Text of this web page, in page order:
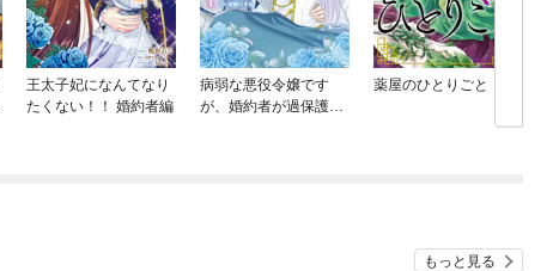
王太子妃になんてなり
たくない！！ 婚約者編
病弱な悪役令嬢です
が、婚約者が過保護す
薬屋のひとりごと
もっと見る